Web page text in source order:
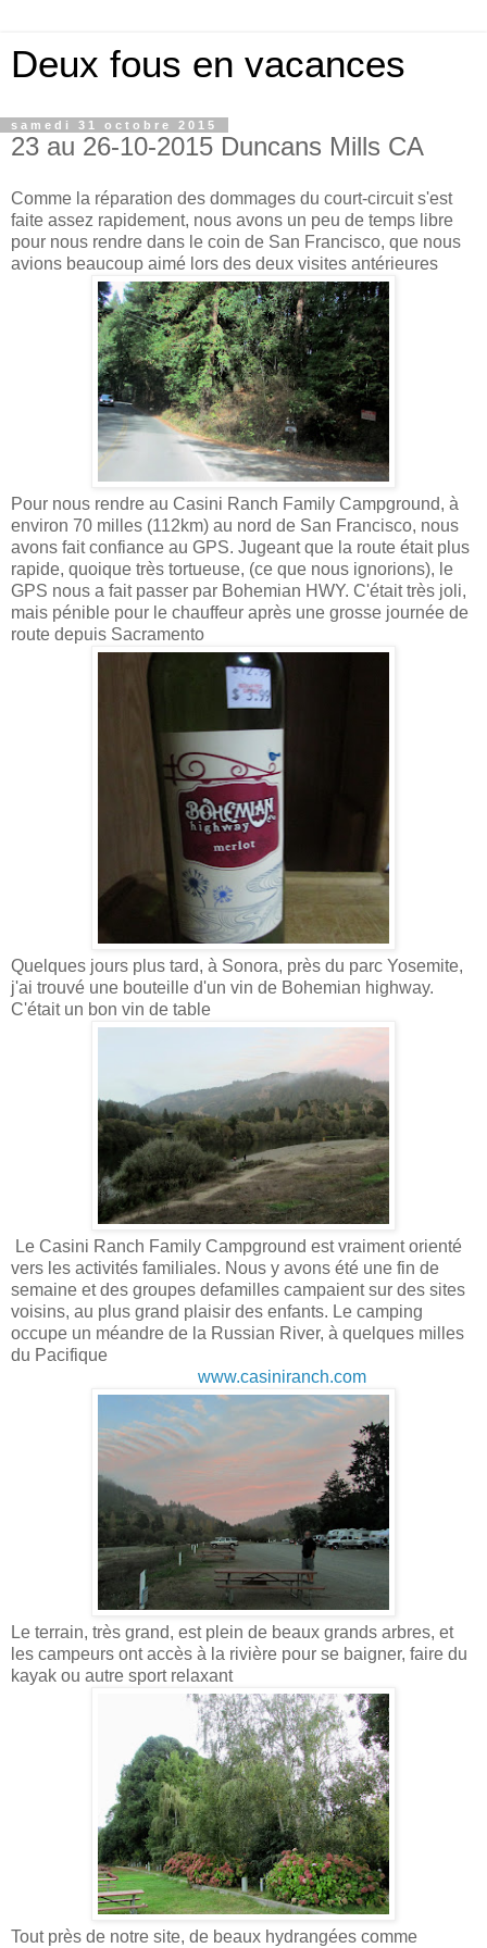
Deux fous en vacances
samedi 31 octobre 2015
23 au 26-10-2015 Duncans Mills CA
Comme la réparation des dommages du court-circuit s'est
faite assez rapidement, nous avons un peu de temps libre
pour nous rendre dans le coin de San Francisco, que nous
avions beaucoup aimé lors des deux visites antérieures
Pour nous rendre au Casini Ranch Family Campground, à
environ 70 milles (112km) au nord de San Francisco, nous
avons fait confiance au GPS. Jugeant que la route était plus
rapide, quoique très tortueuse, (ce que nous ignorions), le
GPS nous a fait passer par Bohemian HWY. C'était très joli,
mais pénible pour le chauffeur après une grosse journée de
route depuis Sacramento
Quelques jours plus tard, à Sonora, près du parc Yosemite,
j'ai trouvé une bouteille d'un vin de Bohemian highway.
C'était un bon vin de table
Le Casini Ranch Family Campground est vraiment orienté
vers les activités familiales. Nous y avons été une fin de
semaine et des groupes defamilles campaient sur des sites
voisins, au plus grand plaisir des enfants. Le camping
occupe un méandre de la Russian River, à quelques milles
du Pacifique
www.casiniranch.com
Le terrain, très grand, est plein de beaux grands arbres, et
les campeurs ont accès à la rivière pour se baigner, faire du
kayak ou autre sport relaxant
Tout près de notre site, de beaux hydrangées comme